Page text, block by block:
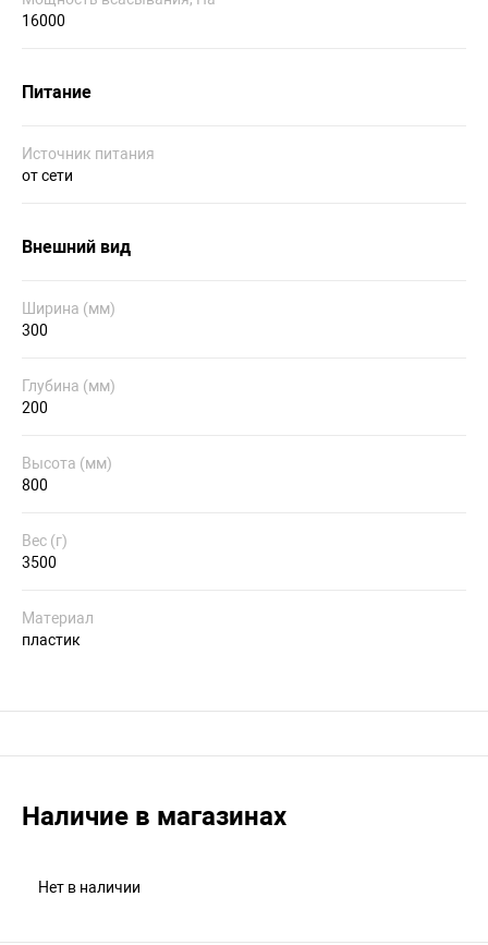
16000
Питание
Источник питания
от сети
Внешний вид
Ширина (мм)
300
Глубина (мм)
200
Высота (мм)
800
Вес (г)
3500
Материал
пластик
Наличие в магазинах
Нет в наличии